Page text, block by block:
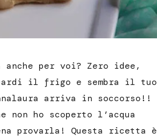
anche per voi? Zero idee,
il frigo e sembra il tuo
arriva in soccorso!!
non ho scoperto l’acqua
provarla! Questa ricetta è